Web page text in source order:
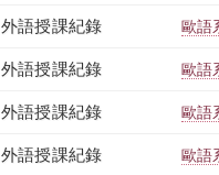
外語授課紀錄 歐語
外語授課紀錄 歐語
外語授課紀錄 歐語
外語授課紀錄 歐語